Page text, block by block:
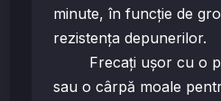
minute, în funcție de
rezistența depunerilor.
Frecați ușor cu o
sau o cârpă moale